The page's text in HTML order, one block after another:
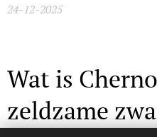
24-12-2025
Wat is
zeldzame